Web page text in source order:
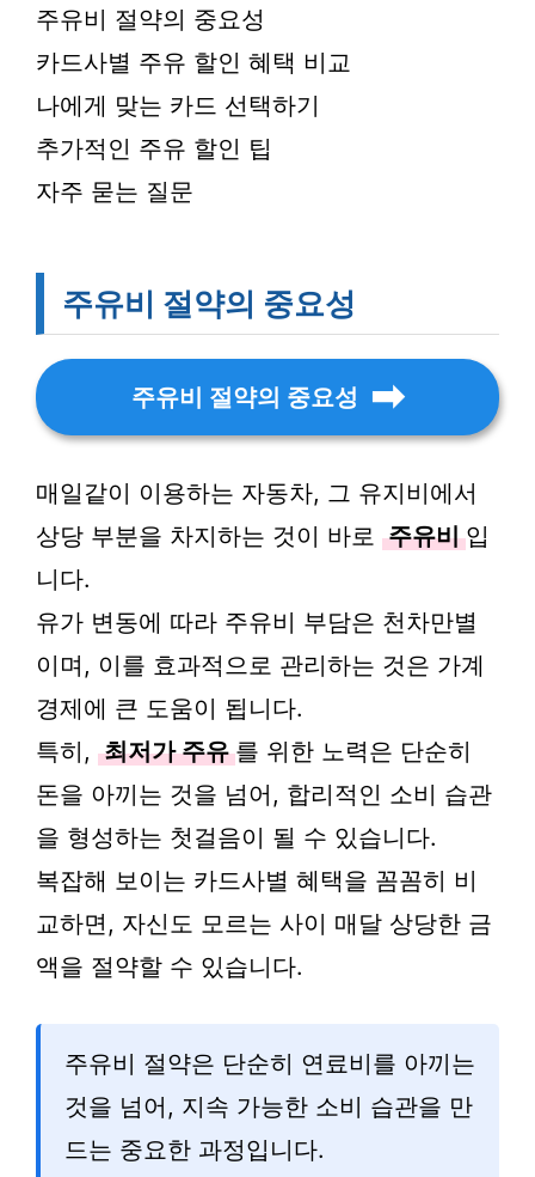
주유비 절약의 중요성
카드사별 주유 할인 혜택 비교
나에게 맞는 카드 선택하기
추가적인 주유 할인 팁
자주 묻는 질문
주유비 절약의 중요성
주유비 절약의 중요성
매일같이 이용하는 자동차, 그 유지비에서
상당 부분을 차지하는 것이 바로 주유비 입
니다.
유가 변동에 따라 주유비 부담은 천차만별
이며, 이를 효과적으로 관리하는 것은 가계
경제에 큰 도움이 됩니다.
특히, 최저가 주유 를 위한 노력은 단순히
돈을 아끼는 것을 넘어, 합리적인 소비 습관
을 형성하는 첫걸음이 될 수 있습니다.
복잡해 보이는 카드사별 혜택을 꼼꼼히 비
교하면, 자신도 모르는 사이 매달 상당한 금
액을 절약할 수 있습니다.
주유비 절약은 단순히 연료비를 아끼는
것을 넘어, 지속 가능한 소비 습관을 만
드는 중요한 과정입니다.